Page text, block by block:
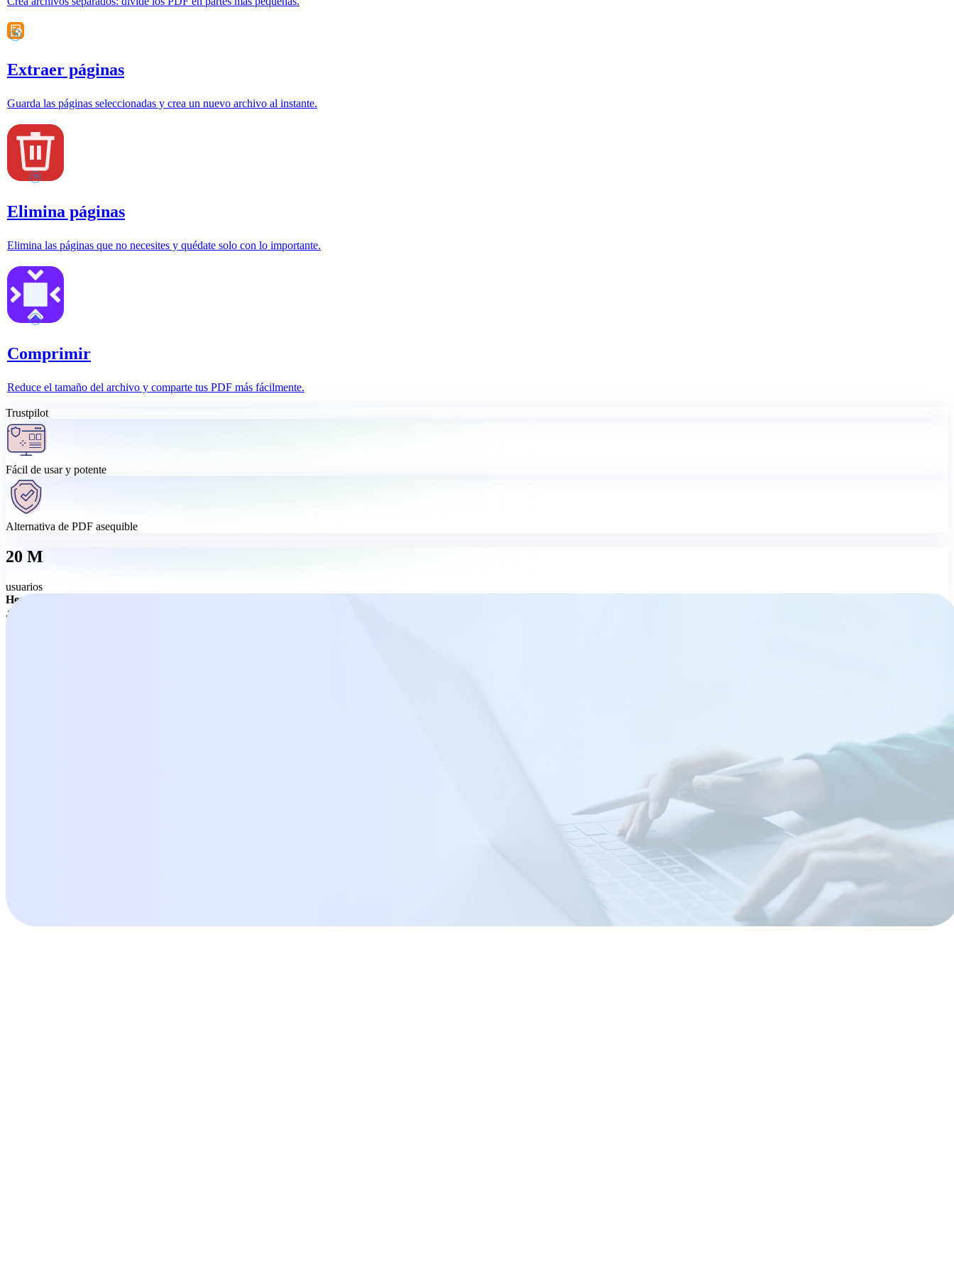
Extraer páginas
Guarda las páginas seleccionadas y crea un nuevo archivo al instante.
Elimina páginas
Elimina las páginas que no necesites y quédate solo con lo importante.
Comprimir
Reduce el tamaño del archivo y comparte tus PDF más fácilmente.
Trustpilot
Fácil de usar y potente
Alternativa de PDF asequible
20 M
usuarios
Herramienta PDF todo en uno, fácil de usar
¿Necesitas más que herramientas online básicas? Descarga MobiPDF para disfrutar de la experiencia completa: edita, convierte, firma, organiza y protege tus PDFs a un precio que merece la pena.